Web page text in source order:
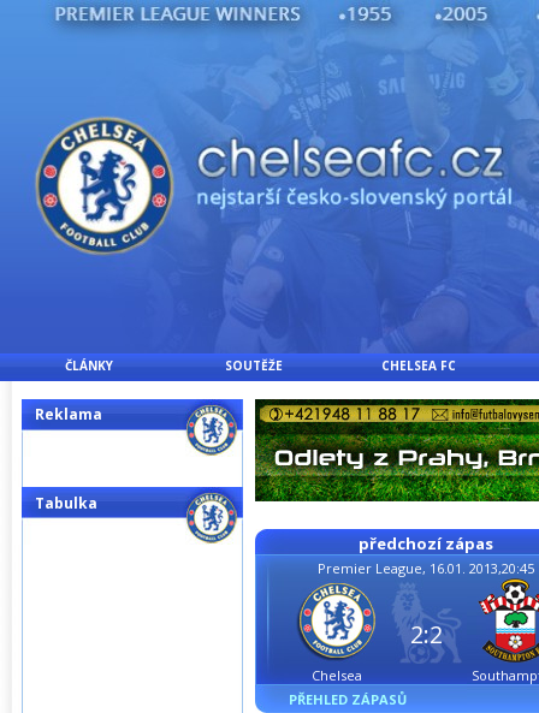
ČLÁNKY SOUTĚŽE CHELSEA FC
předchozí zápas
Premier League, 16.01. 2013,20:45
Chelsea
2:2
PŘEHLED ZÁPASŮ
Reklama
Tabulka